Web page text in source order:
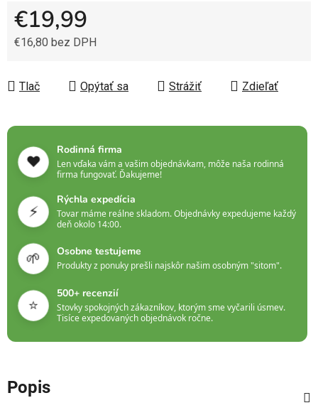
€19,99
€16,80 bez DPH
Tlač
Opýtať sa Strážiť Zdieľať
❤️
Rodinná firma
Len vďaka vám a vašim objednávkam, môže naša rodinná
firma fungovať. Ďakujeme!
⚡
Rýchla expedícia
Tovar máme reálne skladom. Objednávky expedujeme každý
deň okolo 14:00.
🌱 Osobne testujeme
Produkty z ponuky prešli najskôr našim osobným "sitom".
⭐
500+ recenzií
Stovky spokojných zákazníkov, ktorým sme vyčarili úsmev.
Tisíce expedovaných objednávok ročne.
Popis